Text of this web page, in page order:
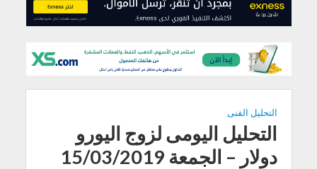
التحليل الفنى
التحليل اليومى لزوج اليورو
دولار – الجمعة 15/03/2019